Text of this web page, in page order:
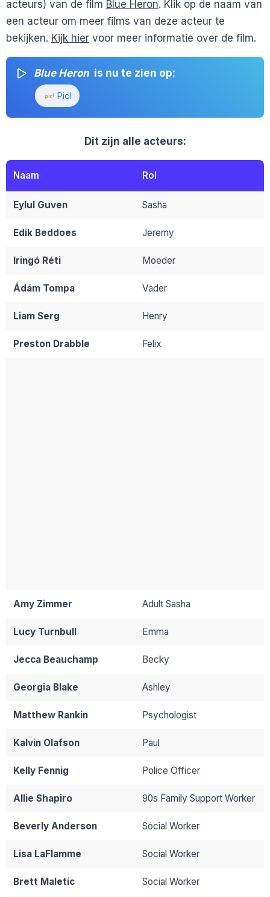
acteurs) van de film Blue Heron. Klik op de naam van
een acteur om meer films van deze acteur te
bekijken. Kijk hier voor meer informatie over de film.
Blue Heron is nu te zien op:
Picl
Dit zijn alle acteurs:
Naam Rol
Eylul Guven Sasha
Edik Beddoes Jeremy
Iringó Réti Moeder
Ádám Tompa Vader
Liam Serg Henry
Preston Drabble Felix
Amy Zimmer Adult Sasha
Lucy Turnbull Emma
Jecca Beauchamp Becky
Georgia Blake Ashley
Matthew Rankin Psychologist
Kalvin Olafson Paul
Kelly Fennig Police Officer
Allie Shapiro 90s Family Support Worker
Beverly Anderson Social Worker
Lisa LaFlamme Social Worker
Brett Maletic Social Worker